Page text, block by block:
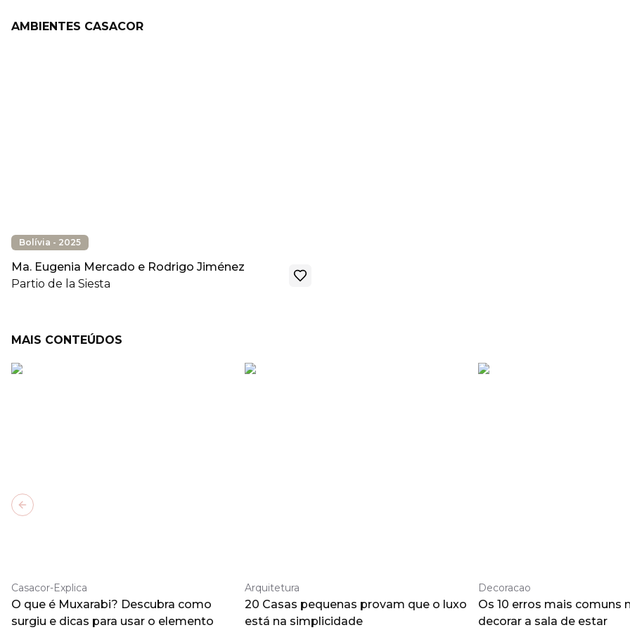
AMBIENTES CASACOR
Bolívia - 2025
Ma. Eugenia Mercado e Rodrigo Jiménez
Partio de la Siesta
MAIS CONTEÚDOS
Casacor-Explica
O que é Muxarabi? Descubra como
surgiu e dicas para usar o elemento
Arquitetura
20 Casas pequenas provam que o luxo
está na simplicidade
Decoracao
Os 10 erros mais comuns
decorar a sala de estar
Previous slide